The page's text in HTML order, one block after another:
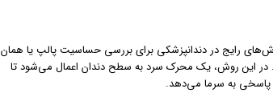
رایج در دندانپزشکی برای بررسی حساسیت پالپ یا همان
در این روش، یک محرک سرد به سطح دندان اعمال می‌شود تا
به سرما می‌دهد.